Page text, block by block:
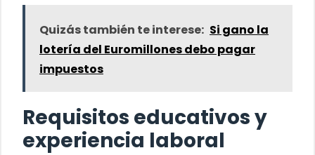
Quizás también te interese: Si gano la
lotería del Euromillones debo pagar
impuestos
Requisitos educativos y
experiencia laboral